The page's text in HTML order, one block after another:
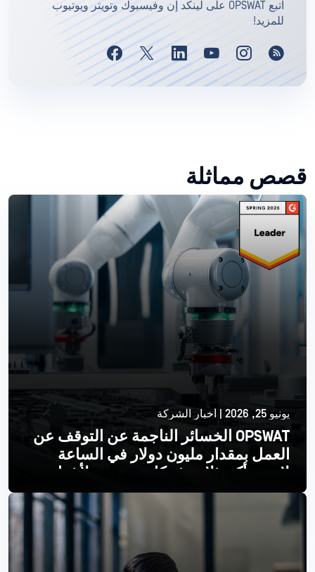
اتبع OPSWAT على لينكد إن وفيسبوك وتويتر ويوتيوب
للمزيد!
قصص مماثلة
يونيو 25, 2026 | أخبار الشركة
OPSWAT الخسائر الناجمة عن التوقف عن
العمل بمقدار مليون دولار في الساعة
لإحدى أكبر ثلاث شركات مصنعة لأشباه
الموصلات
اقرأ أكثر